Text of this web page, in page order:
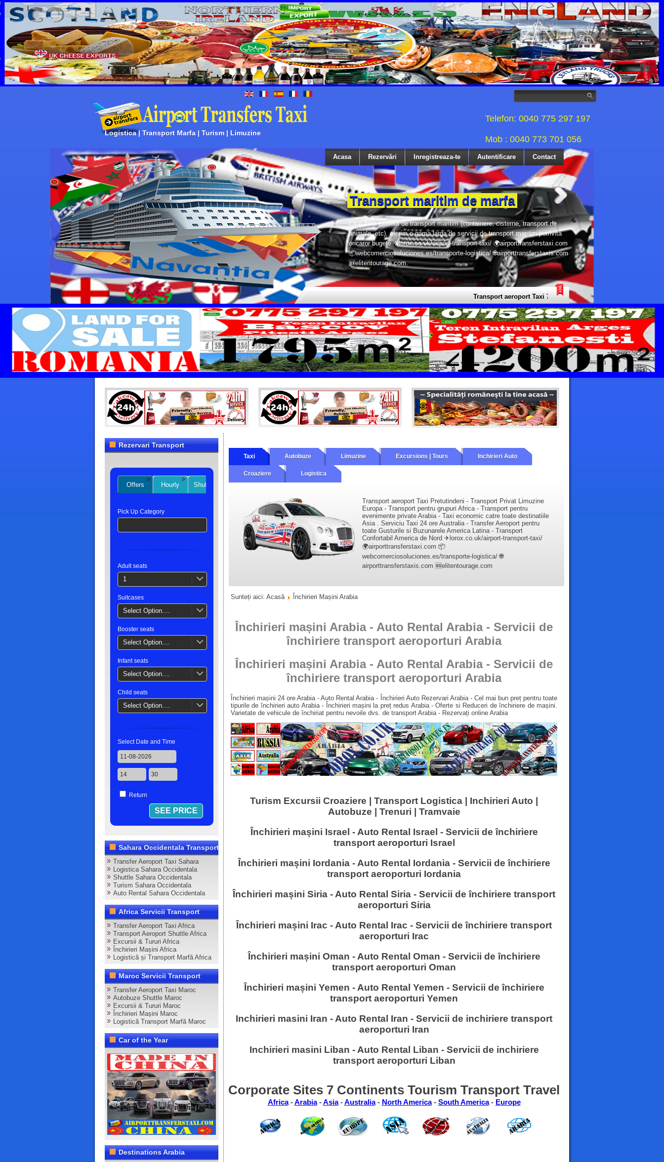
Telefon: 0040 775 297 197
Mob : 0040 773 701 056
Transport maritim de marfa
Cu o flota extinsa de transport maritim (containere, cisterne, transport de
animale, etc), oferim o gama larga de servicii de transport maritim potrivita
oricaror bugete ✈lorox.co.uk/airport-transport-taxi/ 🌍airporttransferstaxi.com
📦webcomerciosoluciones.es/transporte-logistica/ 🌐airporttransferstaxis.com
🆕elitentourage.com.
Transport aeroport Taxi 7 Continente - Transport Privat
Logistica | Transport Marfa | Turism | Limuzine
Acasa Rezervări Inregistreaza-te Autentificare Contact
Rezervari Transport
Offers Hourly Shuttles
Pick Up Category
Adult seats
1
Suitcases
Select Option....
Booster seats
Select Option....
Infant seats
Select Option....
Child seats
Select Option....
Select Date and Time
Return
Sahara Occidentala Transport
Transfer Aeroport Taxi Sahara
Logistica Sahara Occidentala
Shuttle Sahara Occidentala
Turism Sahara Occidentala
Auto Rental Sahara Occidentala
Africa Servicii Transport
Transfer Aeroport Taxi Africa
Transport Aeroport Shuttle Africa
Excursii & Tururi Africa
Închirieri Mașini Africa
Logistică și Transport Marfă Africa
Maroc Servicii Transport
Transfer Aeroport Taxi Maroc
Autobuze Shuttle Maroc
Excursii & Tururi Maroc
Închirieri Mașini Maroc
Logistică Transport Marfă Maroc
Car of the Year
Destinations Arabia
Taxi Autobuze Limuzine Excursions | Tours Inchirieri Auto
Croaziere Logistica
Transport aeroport Taxi Pretutindeni - Transport Privat Limuzine
Europa - Transport pentru grupuri Africa - Transport pentru
evenimente private Arabia - Taxi economic catre toate destinatiile
Asia . Serviciu Taxi 24 ore Australia - Transfer Aeroport pentru
toate Gusturile si Buzunarele America Latina - Transport
Confortabil America de Nord ✈lorox.co.uk/airport-transport-taxi/
🌍airporttransferstaxi.com 📦
webcomerciosoluciones.es/transporte-logistica/ 🌐
airporttransferstaxis.com 🆕elitentourage.com
Sunteți aici: Acasă Închirieri Mașini Arabia
Închirieri mașini Arabia - Auto Rental Arabia - Servicii de
închiriere transport aeroporturi Arabia
Închirieri mașini Arabia - Auto Rental Arabia - Servicii de
închiriere transport aeroporturi Arabia
Închirieri mașini 24 ore Arabia - Auto Rental Arabia - Închirieri Auto Rezervari Arabia - Cel mai bun preț pentru toate
tipurile de închirieri auto Arabia - Închirieri mașini la preț redus Arabia - Oferte si Reduceri de închiriere de mașini.
Varietate de vehicule de închiriat pentru nevoile dvs. de transport Arabia - Rezervați online Arabia
Turism Excursii Croaziere | Transport Logistica | Inchirieri Auto |
Autobuze | Trenuri | Tramvaie
Închirieri mașini Israel - Auto Rental Israel - Servicii de închiriere
transport aeroporturi Israel
Închirieri mașini Iordania - Auto Rental Iordania - Servicii de închiriere
transport aeroporturi Iordania
Închirieri mașini Siria - Auto Rental Siria - Servicii de închiriere transport
aeroporturi Siria
Închirieri mașini Irac - Auto Rental Irac - Servicii de închiriere transport
aeroporturi Irac
Închirieri mașini Oman - Auto Rental Oman - Servicii de închiriere
transport aeroporturi Oman
Închirieri mașini Yemen - Auto Rental Yemen - Servicii de închiriere
transport aeroporturi Yemen
Inchirieri masini Iran - Auto Rental Iran - Servicii de inchiriere transport
aeroporturi Iran
Inchirieri masini Liban - Auto Rental Liban - Servicii de inchiriere
transport aeroporturi Liban
Corporate Sites 7 Continents Tourism Transport Travel
Africa-Arabia-Asia-Australia- North America- South America- Europe